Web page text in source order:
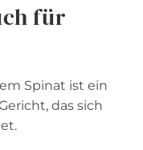
für
Spinat ist ein
das sich